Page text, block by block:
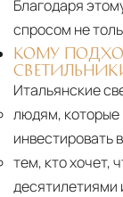
Благодаря
спросом не
КОМУ
Итальянские
людям, которые
инвестировать
тем, кто хочет,
десятилетиями